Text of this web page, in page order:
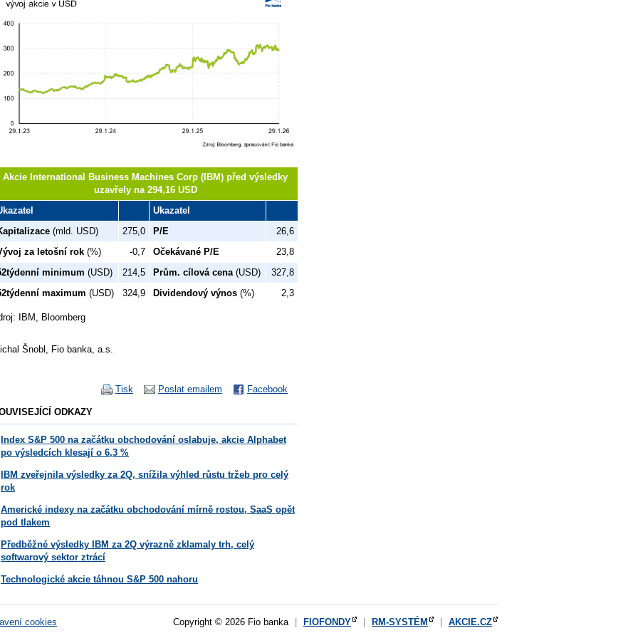
Akcie International Business Machines Corp (IBM) před výsledky
uzavřely na 294,16 USD
Ukazatel
(mld. USD) 275,0 P/E
26,6
za letošní rok (%) -0,7 Očekávané P/E
23,8
minimum (USD) 214,5 Prům. cílová cena (USD)
327,8
maximum (USD) 324,9 Dividendový výnos (%) 2,3
IBM, Bloomberg
Šnobl, Fio banka, a.s.
Facebook
Poslat emailem
Tisk
ODKAZY
Index S&P 500 na začátku obchodování oslabuje, akcie Alphabet
po výsledcích klesají o 6,3 %
IBM zveřejnila výsledky za 2Q, snížila výhled růstu tržeb pro celý
rok
Americké indexy na začátku obchodování mírně rostou, SaaS opět
pod tlakem
Předběžné výsledky IBM za 2Q výrazně zklamaly trh, celý
softwarový sektor ztrácí
Technologické akcie táhnou S&P 500 nahoru
cookies Copyright © 2026 Fio banka FIOFONDY RM-SYSTÉM AKCIE.CZ